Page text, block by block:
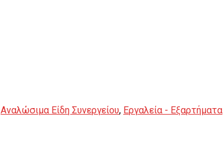
Αναλώσιμα Είδη Συνεργείου, Εργαλεία - Εξαρτήματα